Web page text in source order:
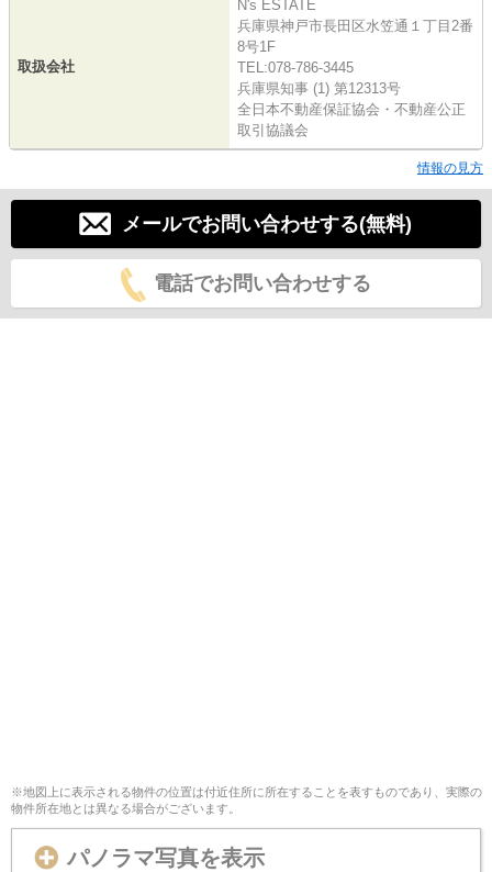
取扱会社
N's ESTATE
兵庫県神戸市長田区水笠通１丁目2番
8号1F
TEL:078-786-3445
兵庫県知事 (1) 第12313号
全日本不動産保証協会・不動産公正
取引協議会
情報の見方
メールでお問い合わせする(無料)
電話でお問い合わせする
※地図上に表示される物件の位置は付近住所に所在することを表すものであり、実際の
物件所在地とは異なる場合がございます。
パノラマ写真を表示